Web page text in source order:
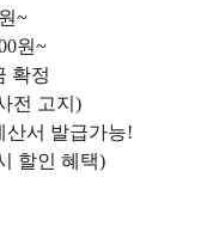
~
원~
확정
전 고지)
산서 발급가능!
할인 혜택)